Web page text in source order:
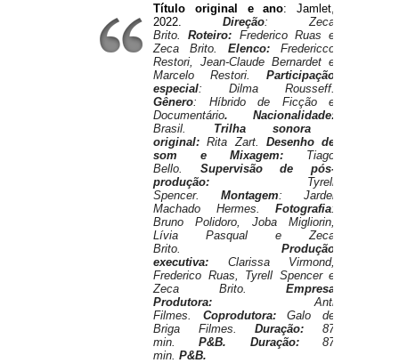
Título original e ano: Jamlet,
2022. Direção: Zeca
Brito.Roteiro: Frederico Ruas e
Zeca Brito. Elenco:
Fredericco
Restori, Jean-Claude Bernardet e
Marcelo Restori. Participação
especial: Dilma Rousseff.
Gênero: Híbrido de Ficção e
Documentário. Nacionalidade:
Brasil. Trilha sonora
original:Rita Zart. Desenho de
som e Mixagem:
Tiago
Bello. Supervisão de pós-
produção: Tyrell
Spencer. Montagem: Jardel
Machado Hermes. Fotografia:
Bruno Polidoro, Joba Migliorin,
Lívia Pasqual e Zeca
Brito. Produção
executiva: Clarissa Virmond,
Frederico Ruas, Tyrell Spencer e
Zeca Brito. Empresa
Produtora: Anti
Filmes. Coprodutora:
Galo de
Briga Filmes.Duração:87
min.
P&B. Duração:87
min. P&B.